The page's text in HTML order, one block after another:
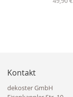
Kontakt
dekoster GmbH